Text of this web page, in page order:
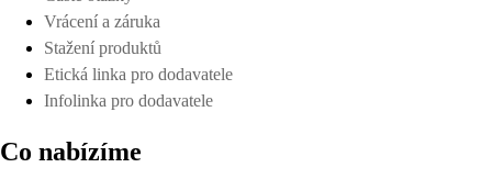
Vrácení a záruka
Stažení produktů
Etická linka pro dodavatele
Infolinka pro dodavatele
Co nabízíme